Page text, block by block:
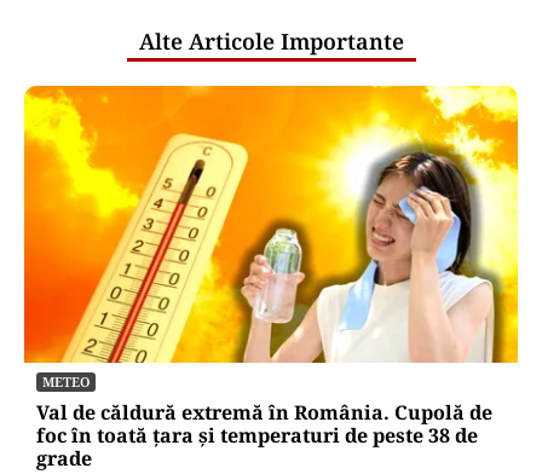
Alte Articole Importante
METEO
Val de căldură extremă în România. Cupolă de
foc în toată țara și temperaturi de peste 38 de
grade